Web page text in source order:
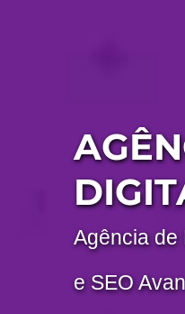
Agência de
e SEO